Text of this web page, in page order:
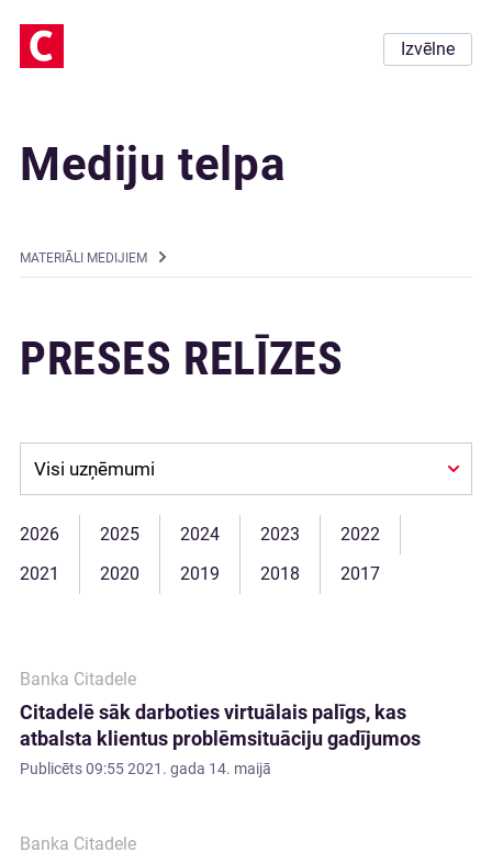
Izvēlne
Mediju telpa
MATERIĀLI MEDIJIEM
PRESES RELĪZES
Company:
2026 2025 2024 2023
2022
2021
2020 2019 2018 2017
Banka Citadele
Citadelē sāk darboties virtuālais palīgs, kas
atbalsta klientus problēmsituāciju gadījumos
Publicēts09:55 2021. gada 14. maijā
Banka Citadele